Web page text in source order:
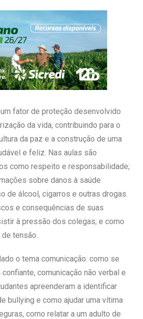
fator de proteção desenvolvido
da vida, contribuindo para o
da paz e a construção de uma
e feliz. Nas aulas são
como respeito e responsabilidade;
sobre danos à saúde
de álcool, cigarros e outras drogas.
e consequências de suas
à pressão dos colegas; e como
tensão.
o tema comunicação: como se
comunicação não verbal e
apreenderam a identificar
bullying e como ajudar uma vítima
como relatar a um adulto de